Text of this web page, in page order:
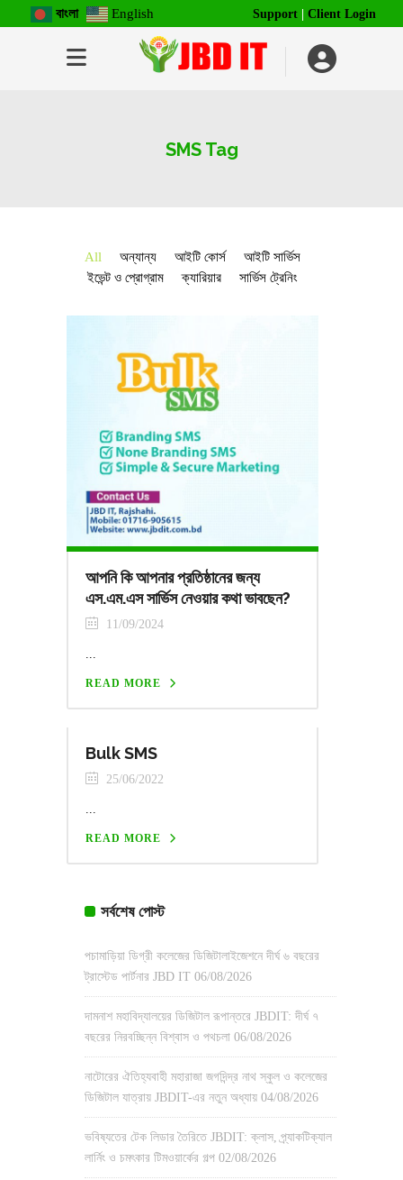
বাংলা English Support Client Login
SMS Tag
All অন্যান্য আইটি কোর্স
আইটি সার্ভিস
ইভেন্ট ও প্রোগ্রাম
ক্যারিয়ার সার্ভিস ট্রেনিং
আপনি কি আপনার প্রতিষ্ঠানের জন্য
এস.এম.এস সার্ভিস নেওয়ার কথা ভাবছেন?
11/09/2024
READ MORE
Bulk SMS
25/06/2022
READ MORE
সর্বশেষ পোস্ট
পচামাড়িয়া ডিগ্রী কলেজের ডিজিটালাইজেশনে দীর্ঘ ৬ বছরের
ট্রাস্টেড পার্টনার JBD IT 06/08/2026
দামনাশ মহাবিদ্যালয়ের ডিজিটাল রূপান্তরে JBDIT: দীর্ঘ ৭
বছরের নিরবচ্ছিন্ন বিশ্বাস ও পথচলা 06/08/2026
নাটোরের ঐতিহ্যবাহী মহারাজা জগদিন্দ্র নাথ স্কুল ও কলেজের
ডিজিটাল যাত্রায় JBDIT-এর নতুন অধ্যায় 04/08/2026
ভবিষ্যতের টেক লিডার তৈরিতে JBDIT: ক্লাস, প্র্যাকটিক্যাল
লার্নিং ও চমৎকার টিমওয়ার্কের গল্প 02/08/2026